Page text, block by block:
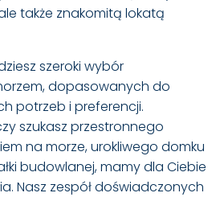
także znakomitą lokatą
szeroki wybór
dopasowanych do
potrzeb i preferencji.
szukasz przestronnego
na morze, urokliwego domku
budowlanej, mamy dla Ciebie
Nasz zespół doświadczonych